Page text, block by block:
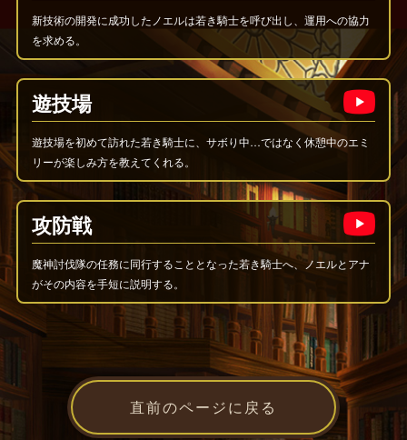
新技術の開発に成功したノエルは若き騎士を呼び出し、運用への協力
を求める。
遊技場
遊技場を初めて訪れた若き騎士に、サボり中…ではなく休憩中のエミ
リーが楽しみ方を教えてくれる。
攻防戦
魔神討伐隊の任務に同行することとなった若き騎士へ、ノエルとアナ
がその内容を手短に説明する。
直前のページに戻る